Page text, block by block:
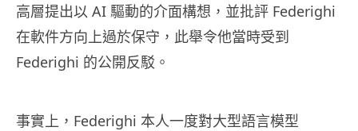
高層提出以 AI 驅動的介面構想，並批評 Federighi
在軟件方向上過於保守，此舉令他當時受到
Federighi 的公開反駁。
事實上，Federighi 本人一度對大型語言模型